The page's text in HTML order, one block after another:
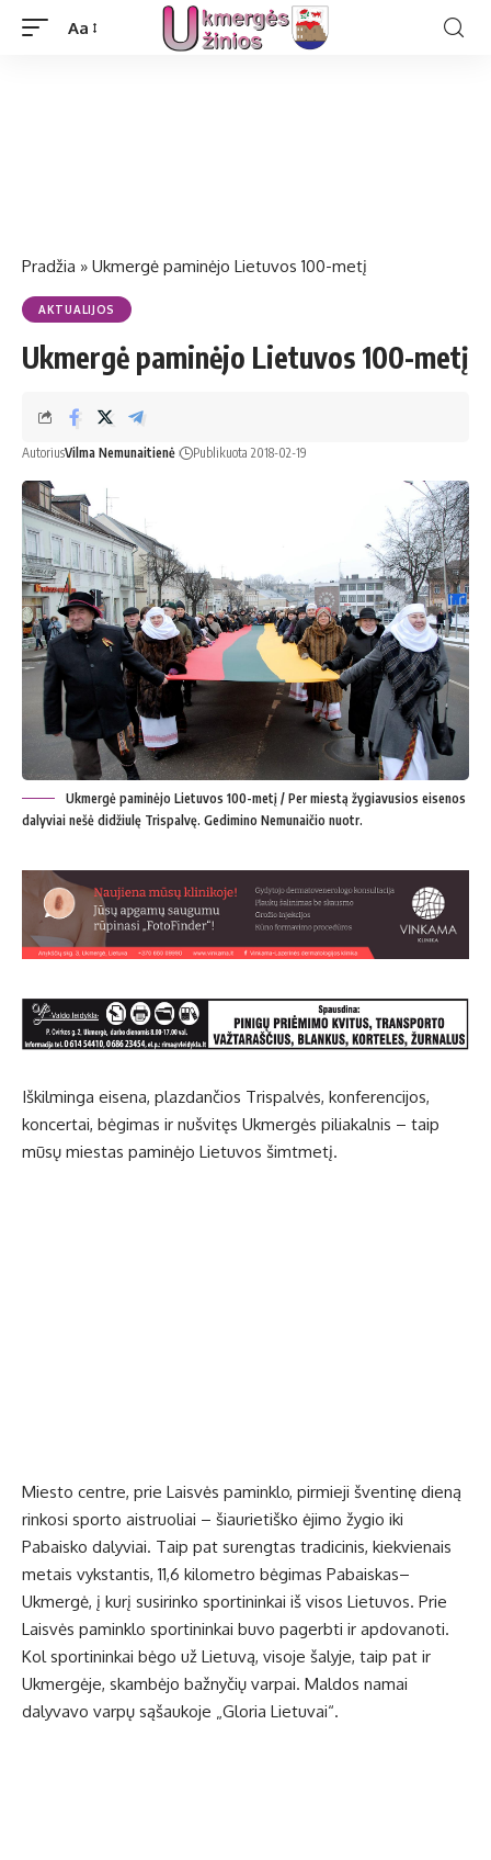
Aa
Pradžia » Ukmergė paminėjo Lietuvos 100-metį
AKTUALIJOS
Ukmergė paminėjo Lietuvos 100-metį
AutoriusVilma Nemunaitienė Publikuota 2018-02-19
Ukmergė paminėjo Lietuvos 100-metį / Per miestą žygiavusios eisenos
dalyviai nešė didžiulę Trispalvę. Gedimino Nemunaičio nuotr.
Iškilminga eisena, plazdančios Trispalvės, konferencijos,
koncertai, bėgimas ir nušvitęs Ukmergės piliakalnis – taip
mūsų miestas paminėjo Lietuvos šimtmetį.
Miesto centre, prie Laisvės paminklo, pirmieji šventinę dieną
rinkosi sporto aistruoliai – šiaurietiško ėjimo žygio iki
Pabaisko dalyviai. Taip pat surengtas tradicinis, kiekvienais
metais vykstantis, 11,6 kilometro bėgimas Pabaiskas–
Ukmergė, į kurį susirinko sportininkai iš visos Lietuvos. Prie
Laisvės paminklo sportininkai buvo pagerbti ir apdovanoti.
Kol sportininkai bėgo už Lietuvą, visoje šalyje, taip pat ir
Ukmergėje, skambėjo bažnyčių varpai. Maldos namai
dalyvavo varpų sąšaukoje „Gloria Lietuvai“.